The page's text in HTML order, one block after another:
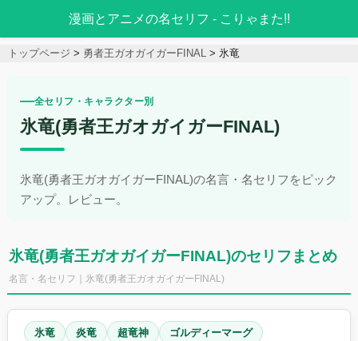
漫画とアニメの名セリフ - こりゃまた!!
トップページ 勇者王ガオガイガーFINAL 氷竜
全セリフ・キャラクター別
氷竜(勇者王ガオガイガーFINAL)
氷竜(勇者王ガオガイガーFINAL)の名言・名セリフをピック
アップ。レビュー。
氷竜(勇者王ガオガイガーFINAL)のセリフまとめ
名言・名セリフ｜氷竜(勇者王ガオガイガーFINAL)
氷竜 炎竜 超竜神
ゴルディーマーグ